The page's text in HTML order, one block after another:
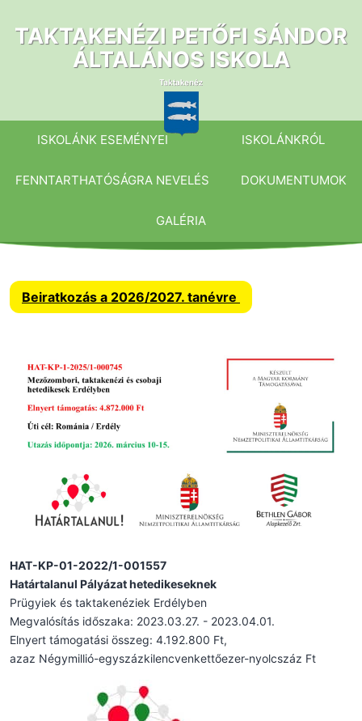
tartalomhoz
TAKTAKENÉZI PETŐFI SÁNDOR
ÁLTALÁNOS ISKOLA
ISKOLÁNK ESEMÉNYEI ISKOLÁNKRÓL
FENNTARTHATÓSÁGRA NEVELÉS DOKUMENTUMOK
GALÉRIA
Beiratkozás a 2026/2027. tanévre
HAT-KP-01-2022/1-001557
Határtalanul Pályázat hetedikeseknek
Prügyiek és taktakenéziek Erdélyben
Megvalósítás időszaka: 2023.03.27. - 2023.04.01.
Elnyert támogatási összeg: 4.192.800 Ft,
azaz Négymillió-egyszázkilencvenkettőezer-nyolcszáz Ft